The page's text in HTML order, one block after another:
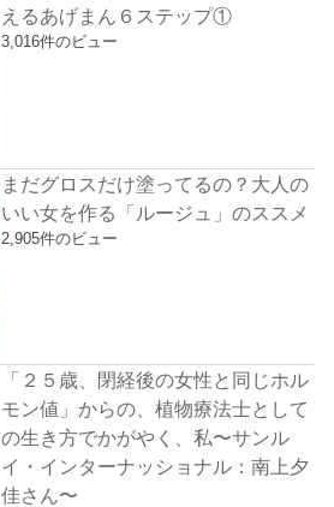
えるあげまん６ステップ①
3,016件のビュー
まだグロスだけ塗ってるの？大人の
いい女を作る「ルージュ」のススメ
2,905件のビュー
「２５歳、閉経後の女性と同じホル
モン値」からの、植物療法士として
の生き方でかがやく、私〜サンル
イ・インターナッショナル：南上夕
佳さん〜